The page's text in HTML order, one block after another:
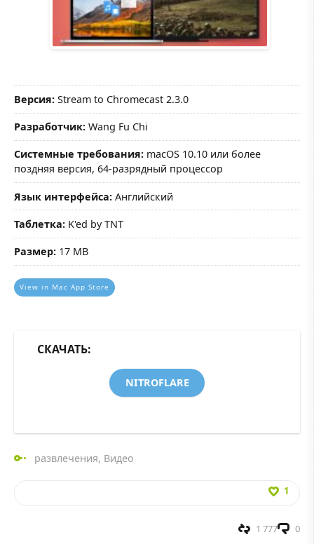
Версия: Stream to Chromecast 2.3.0
Разработчик: Wang Fu Chi
Системные требования: macOS 10.10 или более
поздняя версия, 64-разрядный процессор
Язык интерфейса: Английский
Таблетка: K'ed by TNT
Размер: 17 MB
View in Mac App Store
СКАЧАТЬ:
NITROFLARE
развлечения, Видео
1
0
1 777